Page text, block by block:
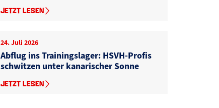
JETZT LESEN
24. Juli 2026
Abflug ins Trainingslager: HSVH-Profis
schwitzen unter kanarischer Sonne
JETZT LESEN